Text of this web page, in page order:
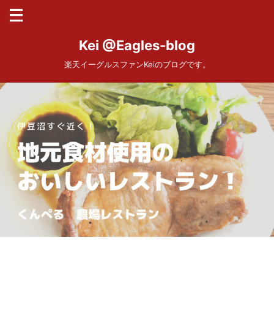
Kei @Eagles-blog
楽天イーグルスファンKeiのブログです。